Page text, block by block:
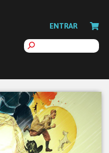
ENTRAR